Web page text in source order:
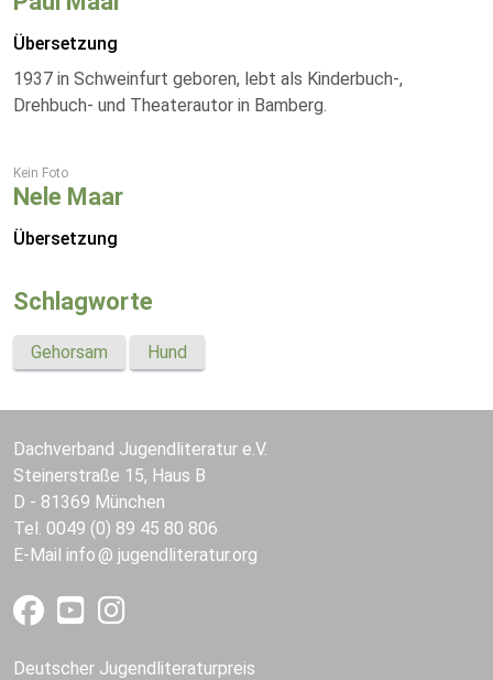
Übersetzung
1937 in Schweinfurt geboren, lebt als Kinderbuch-,
Drehbuch- und Theaterautor in Bamberg.
Kein Foto
Nele Maar
Übersetzung
Schlagworte
Gehorsam Hund
Dachverband Jugendliteratur e.V.
Steinerstraße 15, Haus B
D - 81369 München
Tel. 0049 (0) 89 45 80 806
E-Mail info jugendliteratur.org
Deutscher Jugendliteraturpreis